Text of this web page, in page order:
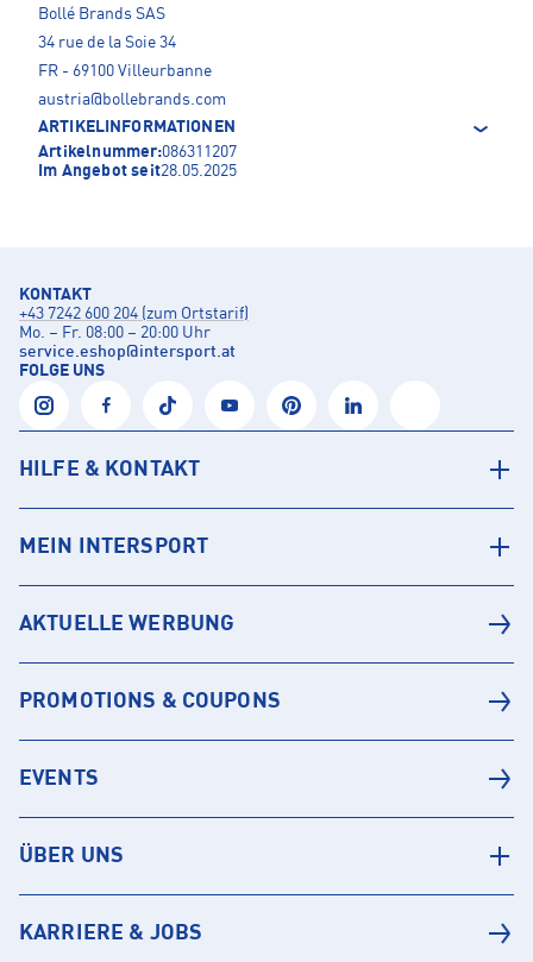
Bollé Brands SAS
34 rue de la Soie 34
FR - 69100 Villeurbanne
austria@bollebrands.com
ARTIKELINFORMATIONEN
Artikelnummer:086311207
Im Angebot seit28.05.2025
KONTAKT
+43 7242 600 204 (zum Ortstarif)
Mo. – Fr. 08:00 – 20:00 Uhr
service.eshop@intersport.at
FOLGE UNS
HILFE & KONTAKT
MEIN INTERSPORT
AKTUELLE WERBUNG
PROMOTIONS & COUPONS
EVENTS
ÜBER UNS
KARRIERE & JOBS